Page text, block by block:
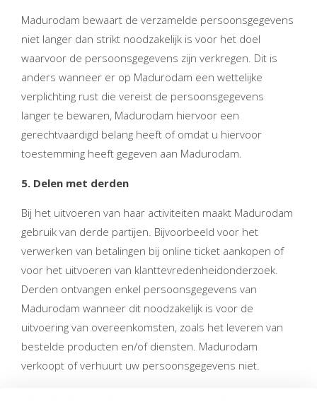
Madurodam bewaart de verzamelde persoonsgegevens
niet langer dan strikt noodzakelijk is voor het doel
waarvoor de persoonsgegevens zijn verkregen. Dit is
anders wanneer er op Madurodam een wettelijke
verplichting rust die vereist de persoonsgegevens
langer te bewaren, Madurodam hiervoor een
gerechtvaardigd belang heeft of omdat u hiervoor
toestemming heeft gegeven aan Madurodam.
5. Delen met derden
Bij het uitvoeren van haar activiteiten maakt Madurodam
gebruik van derde partijen. Bijvoorbeeld voor het
verwerken van betalingen bij online ticket aankopen of
voor het uitvoeren van klanttevredenheidonderzoek.
Derden ontvangen enkel persoonsgegevens van
Madurodam wanneer dit noodzakelijk is voor de
uitvoering van overeenkomsten, zoals het leveren van
bestelde producten en/of diensten. Madurodam
verkoopt of verhuurt uw persoonsgegevens niet.